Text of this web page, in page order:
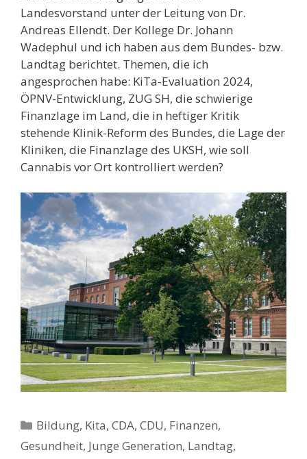
Landesvorstand unter der Leitung von Dr.
Andreas Ellendt. Der Kollege Dr. Johann
Wadephul und ich haben aus dem Bundes- bzw.
Landtag berichtet. Themen, die ich
angesprochen habe: KiTa-Evaluation 2024,
ÖPNV-Entwicklung, ZUG SH, die schwierige
Finanzlage im Land, die in heftiger Kritik
stehende Klinik-Reform des Bundes, die Lage der
Kliniken, die Finanzlage des UKSH, wie soll
Cannabis vor Ort kontrolliert werden?
Kategorien
Bildung, Kita,CDA,CDU, Finanzen,
Gesundheit, Junge Generation, Landtag,